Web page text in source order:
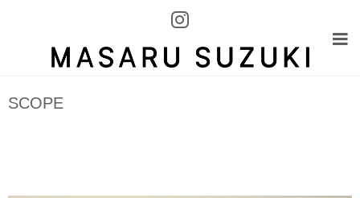
SCOPE